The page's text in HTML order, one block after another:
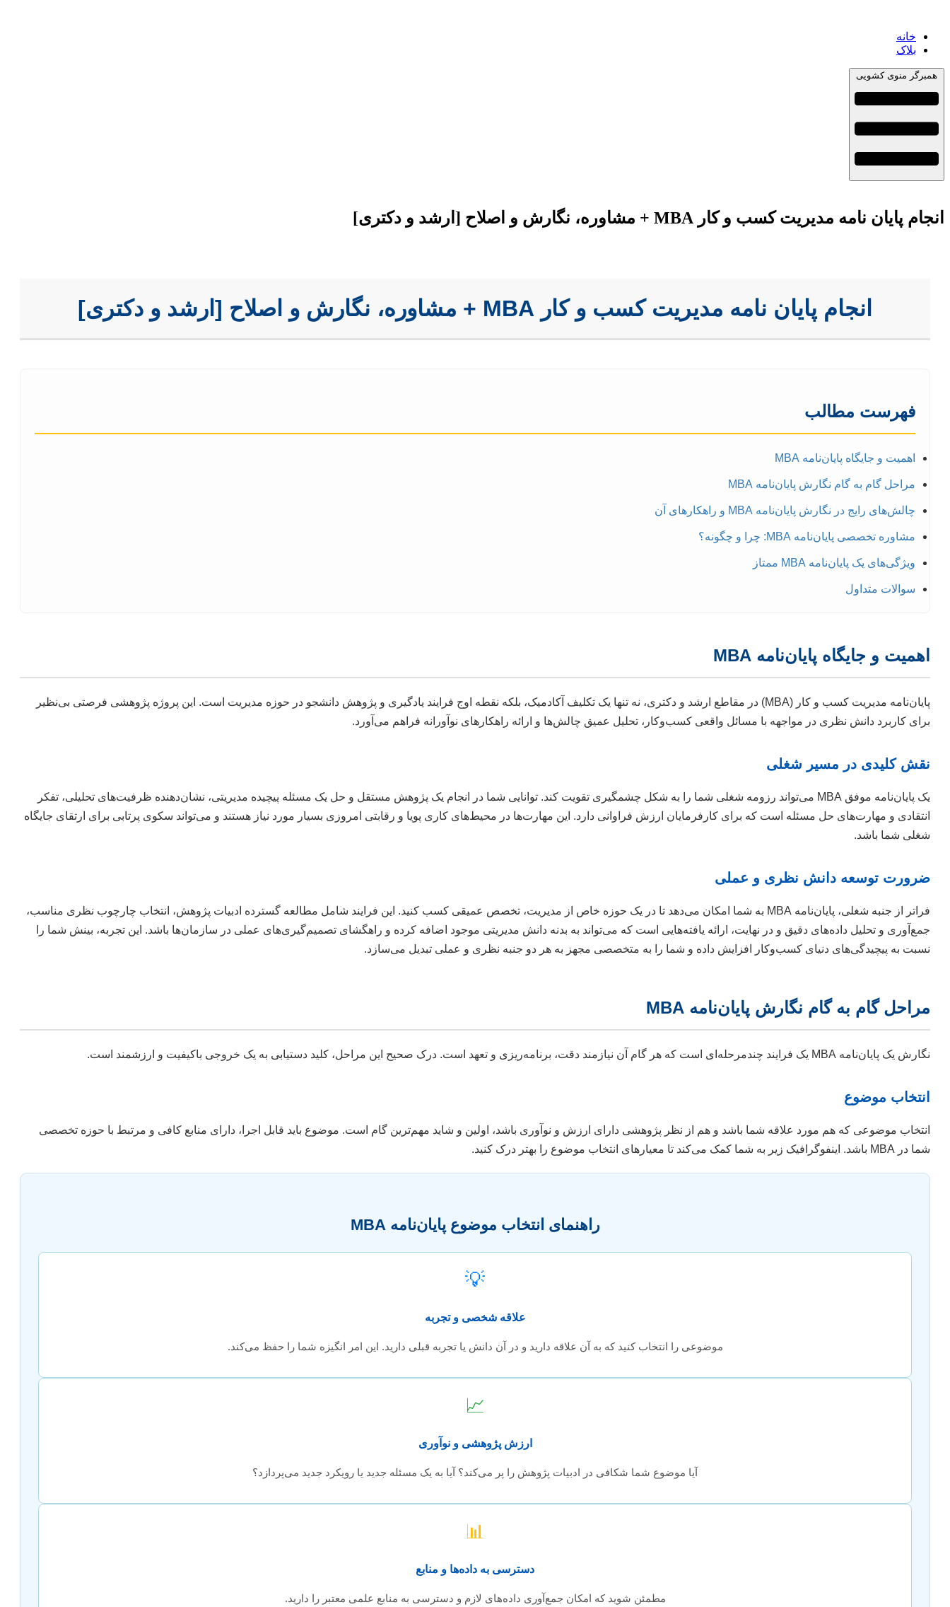
خانه
بلاک
همبرگر منوی کشویی
انجام پایان نامه مدیریت کسب و کار MBA + مشاوره، نگارش و اصلاح [ارشد و دکتری]
انجام پایان نامه مدیریت کسب و کار MBA + مشاوره، نگارش و اصلاح [ارشد و دکتری]
فهرست مطالب
اهمیت و جایگاه پایان‌نامه MBA
مراحل گام به گام نگارش پایان‌نامه MBA
چالش‌های رایج در نگارش پایان‌نامه MBA و راهکارهای آن
مشاوره تخصصی پایان‌نامه MBA: چرا و چگونه؟
ویژگی‌های یک پایان‌نامه MBA ممتاز
سوالات متداول
اهمیت و جایگاه پایان‌نامه MBA
پایان‌نامه مدیریت کسب و کار (MBA) در مقاطع ارشد و دکتری، نه تنها یک تکلیف آکادمیک، بلکه نقطه اوج فرایند یادگیری و پژوهش دانشجو در حوزه مدیریت است. این پروژه پژوهشی فرصتی بی‌نظیر
برای کاربرد دانش نظری در مواجهه با مسائل واقعی کسب‌وکار، تحلیل عمیق چالش‌ها و ارائه راهکارهای نوآورانه فراهم می‌آورد.
نقش کلیدی در مسیر شغلی
یک پایان‌نامه موفق MBA می‌تواند رزومه شغلی شما را به شکل چشمگیری تقویت کند. توانایی شما در انجام یک پژوهش مستقل و حل یک مسئله پیچیده مدیریتی، نشان‌دهنده ظرفیت‌های تحلیلی، تفکر
انتقادی و مهارت‌های حل مسئله است که برای کارفرمایان ارزش فراوانی دارد. این مهارت‌ها در محیط‌های کاری پویا و رقابتی امروزی بسیار مورد نیاز هستند و می‌تواند سکوی پرتابی برای ارتقای جایگاه
شغلی شما باشد.
ضرورت توسعه دانش نظری و عملی
فراتر از جنبه شغلی، پایان‌نامه MBA به شما امکان می‌دهد تا در یک حوزه خاص از مدیریت، تخصص عمیقی کسب کنید. این فرایند شامل مطالعه گسترده ادبیات پژوهش، انتخاب چارچوب نظری مناسب،
جمع‌آوری و تحلیل داده‌های دقیق و در نهایت، ارائه یافته‌هایی است که می‌تواند به بدنه دانش مدیریتی موجود اضافه کرده و راهگشای تصمیم‌گیری‌های عملی در سازمان‌ها باشد. این تجربه، بینش شما را
نسبت به پیچیدگی‌های دنیای کسب‌وکار افزایش داده و شما را به متخصصی مجهز به هر دو جنبه نظری و عملی تبدیل می‌سازد.
مراحل گام به گام نگارش پایان‌نامه MBA
نگارش یک پایان‌نامه MBA یک فرایند چندمرحله‌ای است که هر گام آن نیازمند دقت، برنامه‌ریزی و تعهد است. درک صحیح این مراحل، کلید دستیابی به یک خروجی باکیفیت و ارزشمند است.
انتخاب موضوع
انتخاب موضوعی که هم مورد علاقه شما باشد و هم از نظر پژوهشی دارای ارزش و نوآوری باشد، اولین و شاید مهم‌ترین گام است. موضوع باید قابل اجرا، دارای منابع کافی و مرتبط با حوزه تخصصی
شما در MBA باشد. اینفوگرافیک زیر به شما کمک می‌کند تا معیارهای انتخاب موضوع را بهتر درک کنید.
راهنمای انتخاب موضوع پایان‌نامه MBA
💡
علاقه شخصی و تجربه
موضوعی را انتخاب کنید که به آن علاقه دارید و در آن دانش یا تجربه قبلی دارید. این امر انگیزه شما را حفظ می‌کند.
📈
ارزش پژوهشی و نوآوری
آیا موضوع شما شکافی در ادبیات پژوهش را پر می‌کند؟ آیا به یک مسئله جدید یا رویکرد جدید می‌پردازد؟
📊
دسترسی به داده‌ها و منابع
مطمئن شوید که امکان جمع‌آوری داده‌های لازم و دسترسی به منابع علمی معتبر را دارید.